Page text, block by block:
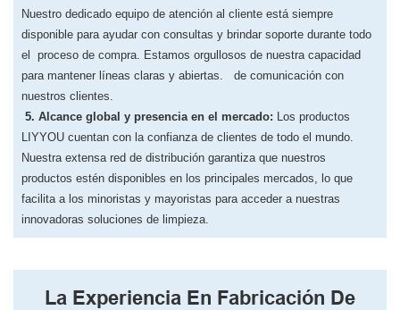
Nuestro dedicado equipo de atención al cliente está siempre
disponible para ayudar con consultas y brindar soporte durante todo
el
proceso de compra. Estamos orgullosos de nuestra capacidad
para mantener líneas claras y abiertas.
de comunicación con
nuestros clientes.
​5. Alcance global y presencia en el mercado: Los productos
LIYYOU cuentan con la confianza de clientes de todo el mundo.
Nuestra extensa red de distribución garantiza que nuestros
productos estén disponibles en los principales mercados, lo que
facilita a los minoristas y mayoristas para acceder a nuestras
innovadoras soluciones de limpieza.
La Experiencia En Fabricación De